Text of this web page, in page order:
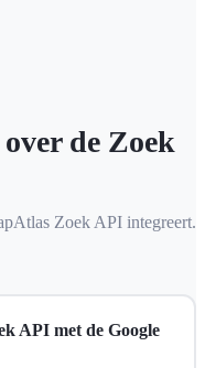
de Zoek
Zoek API integreert.
API met de Google